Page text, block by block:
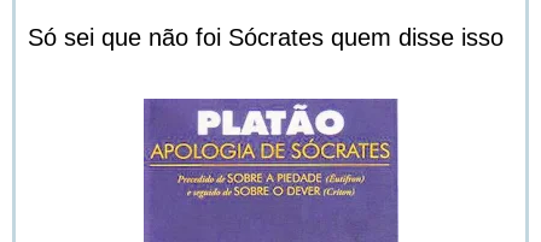
Só sei que não foi Sócrates quem disse isso